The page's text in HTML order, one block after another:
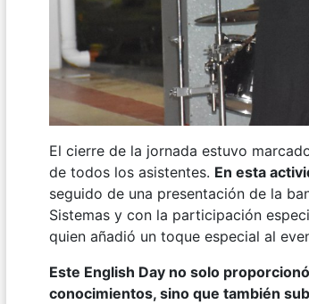
El cierre de la jornada estuvo
de todos los asistentes. En esta
seguido de una presentación de la
Sistemas y con la participación
quien añadió un toque especial al
Este English Day no solo
conocimientos, sino que también